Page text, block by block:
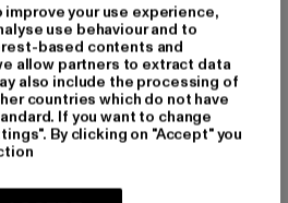
100% Polyester
GmbH |info@tbint.de
7 | 64372 Ober-Ramstadt |
your use experience,
use behaviour and to
based contents and
allow partners to extract data
also include the processing of
countries which do not have
If you want to change
By clicking on "Accept" you